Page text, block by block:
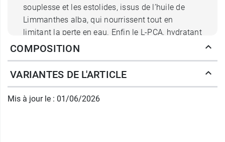
souplesse et les estolides, issus de l’huile de
Limmanthes alba, qui nourrissent tout en
limitant la perte en eau. Enfin le L-PCA, hydratant
physiologique de référence, tend à maintenir un
Ce gel douche estsans sulfates, sans paraben
Comment s'utilise le gel douche
COMPOSITION
VARIANTES DE L'ARTICLE
Mis à jour le : 01/06/2026